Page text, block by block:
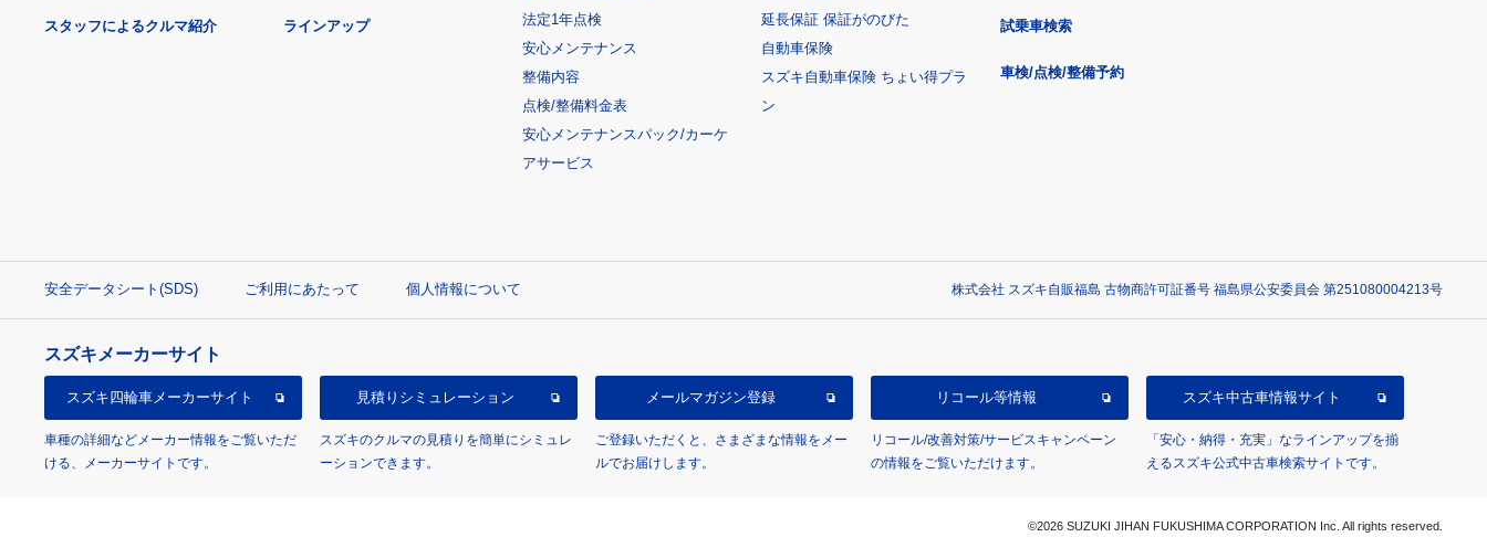
スタッフによるクルマ紹介 ラインアップ
法定1年点検
安心メンテナンス
整備内容
点検/整備料金表
安心メンテナンスパック/カーケ
アサービス
延長保証 保証がのびた
自動車保険
スズキ自動車保険 ちょい得プラ
ン
試乗車検索
車検/点検/整備予約
安全データシート(SDS) ご利用にあたって 個人情報について 株式会社 スズキ自販福島 古物商許可証番号 福島県公安委員会 第251080004213号
スズキメーカーサイト
スズキ四輪車メーカーサイト
車種の詳細などメーカー情報をご覧いただ
ける、メーカーサイトです。
見積り シミュレーション
スズキのクルマの見積りを簡単にシミュレ
ーションできます。
メールマガジン登録
ご登録いただくと、さまざまな情報をメー
ルでお届けします。
リコール等情報
リコール/改善対策/サービスキャンペーン
の情報をご覧いただけます。
スズキ中古車情報サイト
「安心・納得・充実」なラインアップを揃
えるスズキ公式中古車検索サイトです。
©2026 SUZUKI JIHAN FUKUSHIMA CORPORATION Inc. All rights reserved.